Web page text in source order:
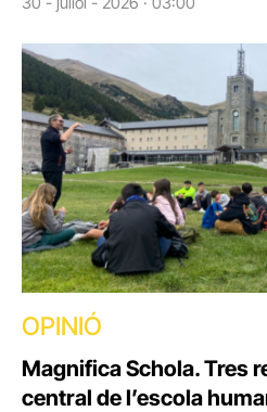
OPINIÓ
Magnifica Schola. Tres
central de l’escola